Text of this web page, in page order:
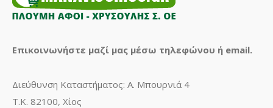
Επικοινωνήστε μαζί μας μέσω τηλεφώνου ή email.
Διεύθυνση Καταστήματος: Α. Μπουρνιά 4
Τ.Κ. 82100, Χίος